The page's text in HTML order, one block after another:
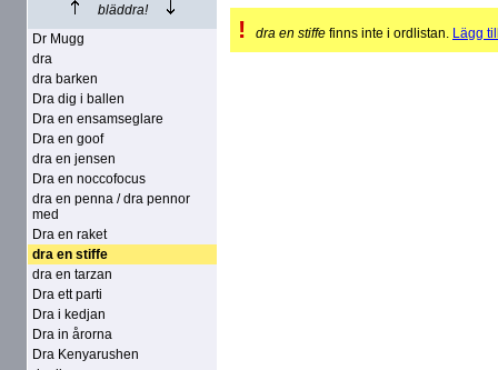
bläddra!
Dr Mugg
dra
dra barken
Dra dig i ballen
Dra en ensamseglare
Dra en goof
dra en jensen
Dra en noccofocus
dra en penna / dra pennor
med
Dra en raket
dra en stiffe
dra en tarzan
Dra ett parti
Dra i kedjan
Dra in årorna
Dra Kenyarushen
! dra en stiffe finns inte i ordlistan. Lägg